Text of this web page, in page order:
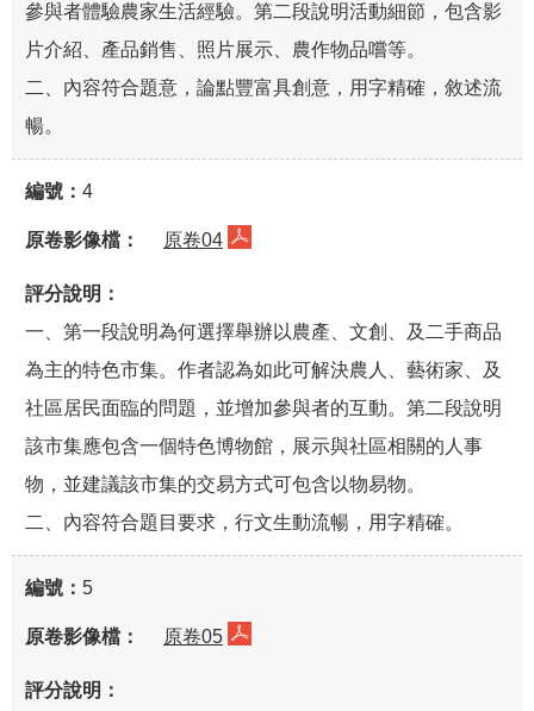
參與者體驗農家生活經驗。第二段說明活動細節，包含影
片介紹、產品銷售、照片展示、農作物品嚐等。
二、內容符合題意，論點豐富具創意，用字精確，敘述流
暢。
4
原卷04
一、第一段說明為何選擇舉辦以農產、文創、及二手商品
為主的特色市集。作者認為如此可解決農人、藝術家、及
社區居民面臨的問題，並增加參與者的互動。第二段說明
該市集應包含一個特色博物館，展示與社區相關的人事
物，並建議該市集的交易方式可包含以物易物。
二、內容符合題目要求，行文生動流暢，用字精確。
5
原卷05